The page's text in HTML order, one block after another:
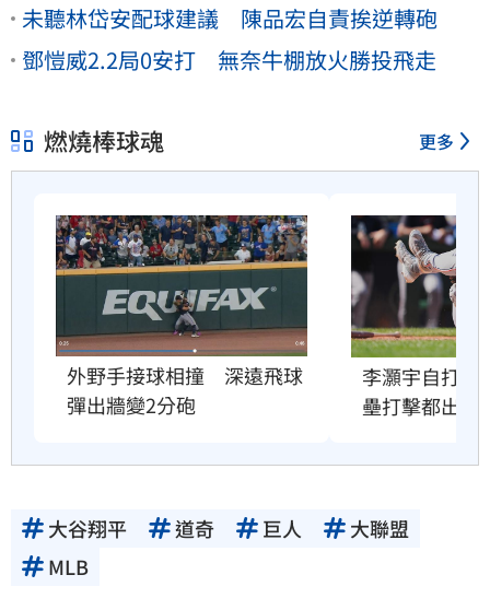
未聽林岱安配球建議 陳品宏自責挨逆轉砲
鄧愷威2.2局0安打 無奈牛棚放火勝投飛走
燃燒棒球魂 更多
外野手接球相撞　深遠飛球
彈出牆變2分砲
李灝宇自打球
壘打擊都出局
大谷翔平 道奇 巨人
大聯盟
MLB